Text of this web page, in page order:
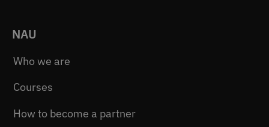
NAU
Who we are
Courses
How to become a partner